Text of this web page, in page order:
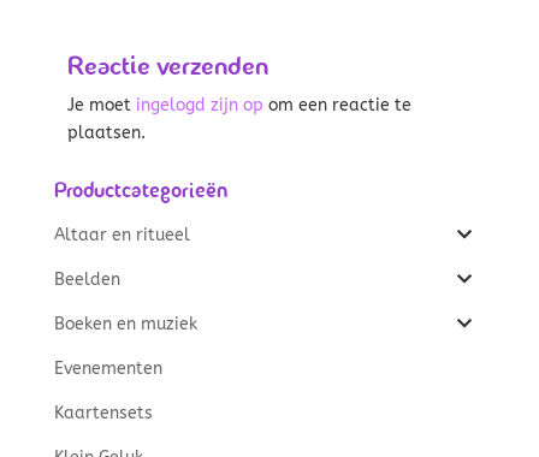
Reactie verzenden
Je moet ingelogd zijn op om een reactie te
plaatsen.
Productcategorieën
Altaar en ritueel
Beelden
Boeken en muziek
Evenementen
Kaartensets